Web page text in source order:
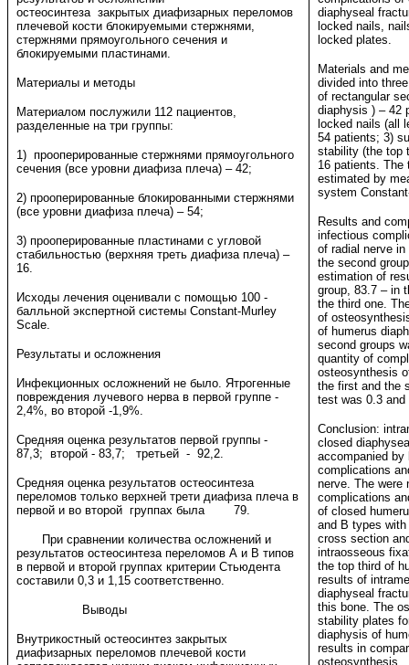
остеосинтеза закрытых диафизарных переломов
плечевой кости блокируемыми стержнями,
стержнями прямоугольного сечения и
блокируемыми пластинами.
Материалы и методы
Материалом послужили 112 пациентов,
разделенные на три группы:
1) прооперированные стержнями прямоугольного
сечения (все уровни диафиза плеча) – 42;
2) прооперированные блокированными стержнями
(все уровни диафиза плеча) – 54;
3) прооперированные пластинами с угловой
стабильностью (верхняя треть диафиза плеча) –
16.
Исходы лечения оценивали с помощью 100 -
балльной экспертной системы Constant-Murley
Scale.
Результаты и осложнения
Инфекционных осложнений не было. Ятрогенные
повреждения лучевого нерва в первой группе -
2,4%, во второй -1,9%.
Средняя оценка результатов первой группы -
87,3; второй - 83,7; третьей - 92,2.
Средняя оценка результатов остеосинтеза
переломов только верхней трети диафиза плеча в
первой и во второй группах была 79.
При сравнении количества осложнений и
результатов остеосинтеза переломов А и В типов
в первой и второй группах критерии Стьюдента
составили 0,3 и 1,15 соответственно.
Выводы
Внутрикостный остеосинтез закрытых
диафизарных переломов плечевой кости
diaphyseal
locked nails,
locked plates.
Materials and
divided into
of rectangular
diaphysis ) – 42
locked nails (all
54 patients; 3)
stability (the top
16 patients. The
estimated by
system
Results and
infectious
of radial nerve
the second
estimation of
group, 83.7 – in
the third one.
of
of humerus
second groups
quantity of
osteosynthesis
the first and the
test was 0.3
Conclusion:
closed
accompanied
complications
nerve. The were
complications
of closed
and B types
cross section
intraosseous
the top third of
results of
diaphyseal
this bone. The
stability plates
diaphysis of
results in
osteosynthesis.